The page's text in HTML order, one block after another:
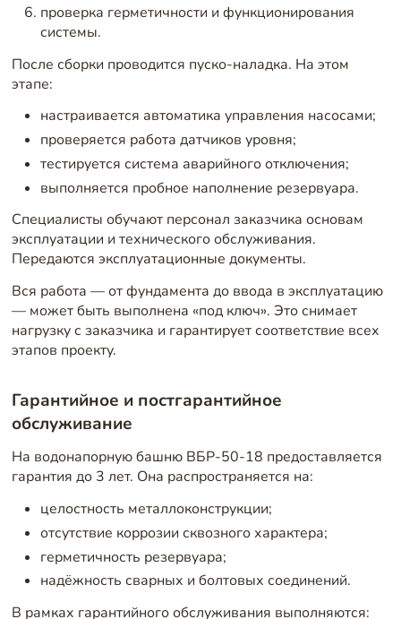
проверка герметичности и функционирования
системы.
После сборки проводится пуско-наладка. На этом
этапе:
настраивается автоматика управления насосами;
проверяется работа датчиков уровня;
тестируется система аварийного отключения;
выполняется пробное наполнение резервуара.
Специалисты обучают персонал заказчика основам
эксплуатации и технического обслуживания.
Передаются эксплуатационные документы.
Вся работа — от фундамента до ввода в эксплуатацию
— может быть выполнена «под ключ». Это снимает
нагрузку с заказчика и гарантирует соответствие всех
этапов проекту.
Гарантийное и постгарантийное
обслуживание
На водонапорную башню ВБР-50-18 предоставляется
гарантия до 3 лет. Она распространяется на:
целостность металлоконструкции;
отсутствие коррозии сквозного характера;
герметичность резервуара;
надёжность сварных и болтовых соединений.
В рамках гарантийного обслуживания выполняются: